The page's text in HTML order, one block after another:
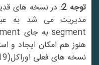
توجه 2:
نسخه های فعلی اوراکل(12c,18c,19) وجود دارد.